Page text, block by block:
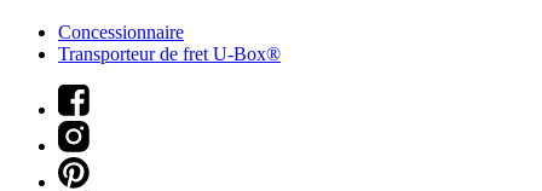
Concessionnaire
Transporteur de fret U-Box®